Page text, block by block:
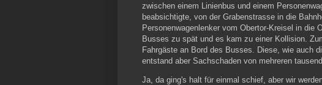
zwischen einem Linienbus und einem
beabsichtigte, von der Grabenstrasse in die
Personenwagenlenker vom Obertor-Kreisel in die
Busses zu spät und es kam zu einer Kollision.
Fahrgäste an Bord des Busses. Diese, wie auch
entstand aber Sachschaden von mehreren
Ja, da ging's halt für einmal schief, aber wir